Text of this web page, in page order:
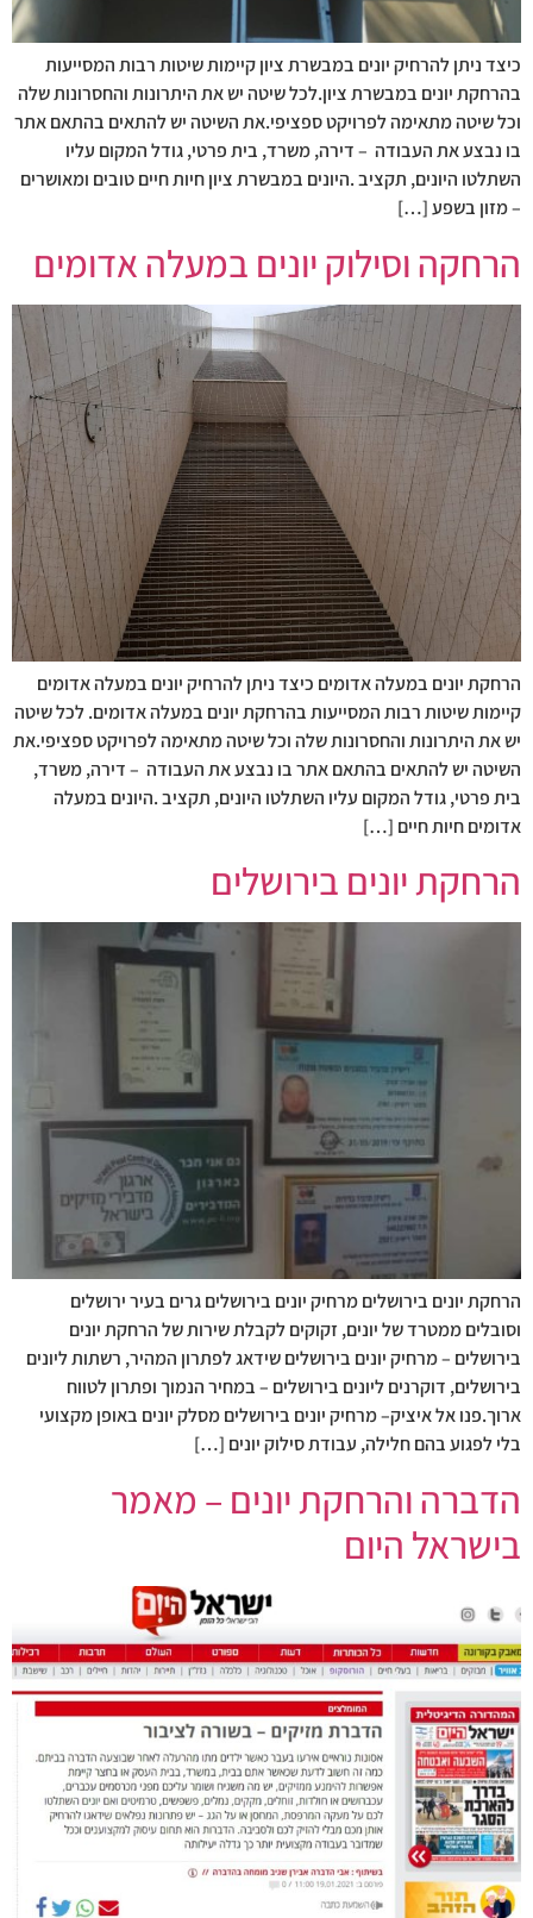
כיצד ניתן להרחיק יונים במבשרת ציון קיימות שיטות רבות המסייעות
בהרחקת יונים במבשרת ציון.לכל שיטה יש את היתרונות והחסרונות שלה
וכל שיטה מתאימה לפרויקט ספציפי.את השיטה יש להתאים בהתאם אתר
בו נבצע את העבודה – דירה, משרד, בית פרטי, גודל המקום עליו
השתלטו היונים, תקציב .היונים במבשרת ציון חיות חיים טובים ומאושרים
– מזון בשפע […]
הרחקה וסילוק יונים במעלה אדומים
הרחקת יונים במעלה אדומים כיצד ניתן להרחיק יונים במעלה אדומים
קיימות שיטות רבות המסייעות בהרחקת יונים במעלה אדומים. לכל שיטה
יש את היתרונות והחסרונות שלה וכל שיטה מתאימה לפרויקט ספציפי.את
השיטה יש להתאים בהתאם אתר בו נבצע את העבודה – דירה, משרד,
בית פרטי, גודל המקום עליו השתלטו היונים, תקציב .היונים במעלה
אדומים חיות חיים […]
הרחקת יונים בירושלים
הרחקת יונים בירושלים מרחיק יונים בירושלים גרים בעיר ירושלים
וסובלים ממטרד של יונים, זקוקים לקבלת שירות של הרחקת יונים
בירושלים – מרחיק יונים בירושלים שידאג לפתרון המהיר, רשתות ליונים
בירושלים, דוקרנים ליונים בירושלים – במחיר הנמוך ופתרון לטווח
ארוך.פנו אל איציק– מרחיק יונים בירושלים מסלק יונים באופן מקצועי
בלי לפגוע בהם חלילה, עבודת סילוק יונים […]
הדברה והרחקת יונים – מאמר
בישראל היום